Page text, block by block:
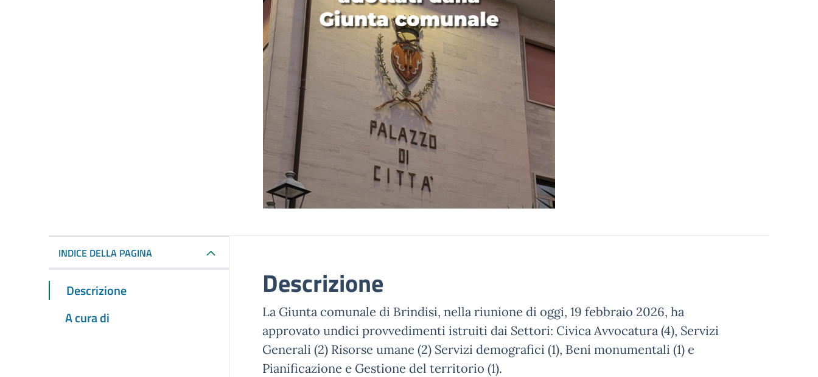
INDICE DELLA PAGINA
Descrizione
A cura di
Descrizione
La Giunta comunale di Brindisi, nella riunione di oggi, 19 febbraio 2026, ha
approvato undici provvedimenti istruiti dai Settori: Civica Avvocatura (4), Servizi
Generali (2) Risorse umane (2) Servizi demografici (1), Beni monumentali (1) e
Pianificazione e Gestione del territorio (1).